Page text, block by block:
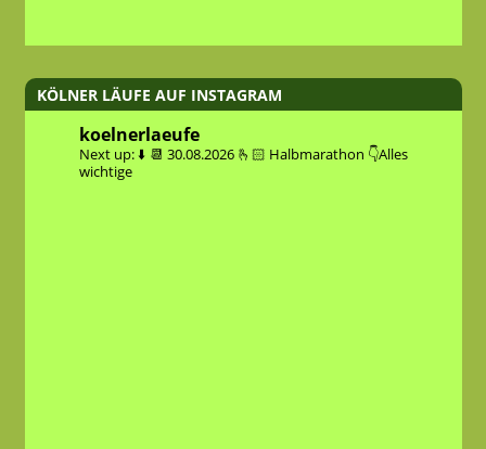
KÖLNER LÄUFE AUF INSTAGRAM
koelnerlaeufe
Next up: ⬇️ 📆 30.08.2026 🫰🏻 Halbmarathon 👇Alles
wichtige